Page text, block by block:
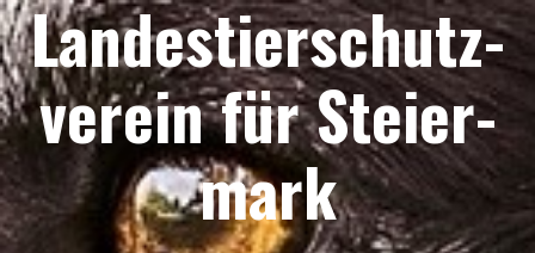
Landes­tier­schutz­
verein für Steier­
mark